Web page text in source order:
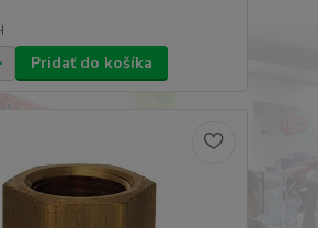
Pridať do košíka